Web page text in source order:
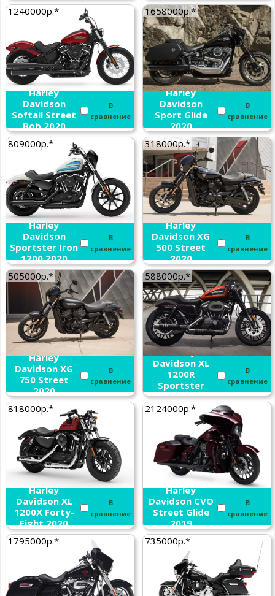
1240000р.*
Harley
Davidson
Softail Street
Bob 2020
В
сравнение
1658000р.*
Harley
Davidson
Sport Glide
2020
В
сравнение
809000р.*
Harley
Davidson
Sportster Iron
1200 2020
В
сравнение
318000р.*
Harley
Davidson XG
500 Street
2020
В
сравнение
505000р.*
Harley
Davidson XG
750 Street
2020
В
сравнение
588000р.*
Harley
Davidson XL
1200R
Sportster
Roadster 2020
В
сравнение
818000р.*
Harley
Davidson XL
1200X Forty-
Eight 2020
В
сравнение
2124000р.*
Harley
Davidson CVO
Street Glide
2019
В
сравнение
1795000р.* 735000р.*